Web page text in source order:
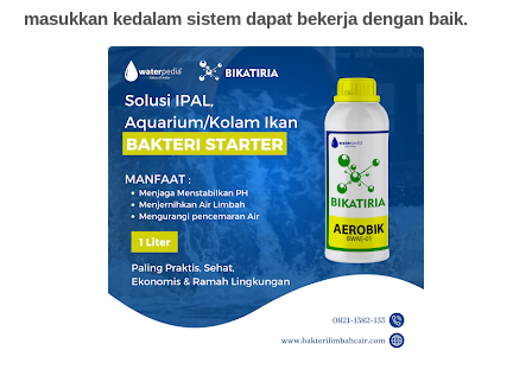
masukkan kedalam sistem dapat bekerja dengan baik.